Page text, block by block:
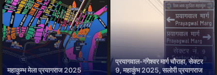
महाकुम्भ मेला प्रयागराज 2025
प्रयागवाल-गंगेश्वर मार्ग चौराहा, सेक्टर
9, महाकुंभ 2025, सलोरी प्रयागराज